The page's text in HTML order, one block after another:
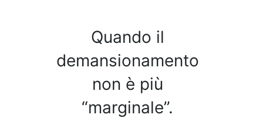
Quando il
demansionamento
non è più
“marginale”.